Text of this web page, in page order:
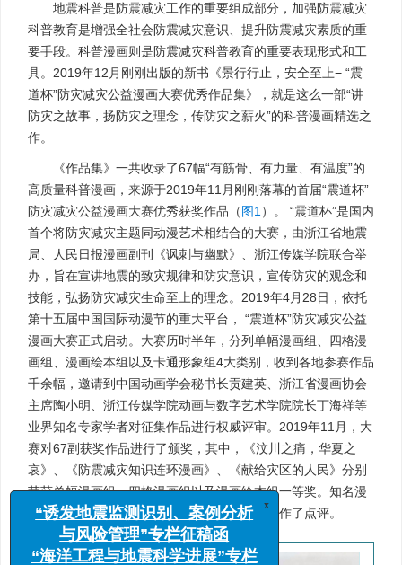
地震科普是防震减灾工作的重要组成部分，加强防震减灾
科普教育是增强全社会防震减灾意识、提升防震减灾素质的重
要手段。科普漫画则是防震减灾科普教育的重要表现形式和工
具。2019年12月刚刚出版的新书《景行行止，安全至上− “震
道杯”防灾减灾公益漫画大赛优秀作品集》，就是这么一部“讲
防灾之故事，扬防灾之理念，传防灾之薪火”的科普漫画精选之
作。
《作品集》一共收录了67幅“有筋骨、有力量、有温度”的
高质量科普漫画，来源于2019年11月刚刚落幕的首届“震道杯”
防灾减灾公益漫画大赛优秀获奖作品（图1 ）。 “震道杯”是国内
首个将防灾减灾主题同动漫艺术相结合的大赛，由浙江省地震
局、人民日报漫画副刊《讽刺与幽默》、浙江传媒学院联合举
办，旨在宣讲地震的致灾规律和防灾意识，宣传防灾的观念和
技能，弘扬防灾减灾生命至上的理念。2019年4月28日，依托
第十五届中国国际动漫节的重大平台， “震道杯”防灾减灾公益
漫画大赛正式启动。大赛历时半年，分列单幅漫画组、四格漫
画组、漫画绘本组以及卡通形象组4大类别，收到各地参赛作品
千余幅，邀请到中国动画学会秘书长贡建英、浙江省漫画协会
主席陶小明、浙江传媒学院动画与数字艺术学院院长丁海祥等
业界知名专家学者对征集作品进行权威评审。2019年11月，大
赛对67副获奖作品进行了颁奖，其中，《汶川之痛，华夏之
哀》、《防震减灾知识连环漫画》、《献给灾区的人民》分别
荣获单幅漫画组、四格漫画组以及漫画绘本组一等奖。知名漫
画家慕容引刀出席大赛颁奖典礼并对获奖作品作了点评。
x
“诱发地震监测识别、案例分析
与风险管理”专栏征稿函